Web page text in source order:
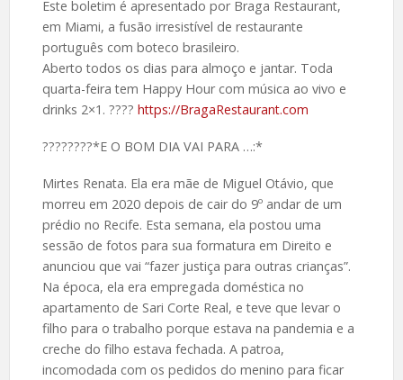
Este boletim é apresentado por Braga Restaurant,
em Miami, a fusão irresistível de restaurante
português com boteco brasileiro.
Aberto todos os dias para almoço e jantar. Toda
quarta-feira tem Happy Hour com música ao vivo e
drinks 2×1. ???? https://BragaRestaurant.com
????️????*E O BOM DIA VAI PARA …:*
Mirtes Renata. Ela era mãe de Miguel Otávio, que
morreu em 2020 depois de cair do 9º andar de um
prédio no Recife. Esta semana, ela postou uma
sessão de fotos para sua formatura em Direito e
anunciou que vai “fazer justiça para outras crianças”.
Na época, ela era empregada doméstica no
apartamento de Sari Corte Real, e teve que levar o
filho para o trabalho porque estava na pandemia e a
creche do filho estava fechada. A patroa,
incomodada com os pedidos do menino para ficar